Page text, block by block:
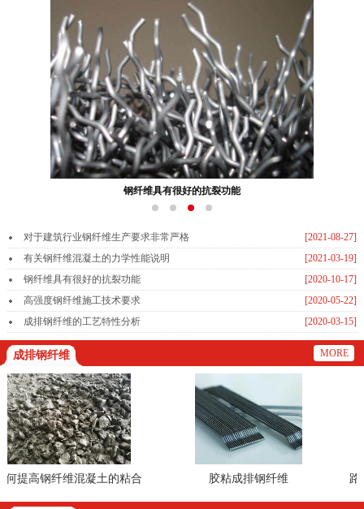
钢纤维具有很好的抗裂功能
[2021-08-27]
对于建筑行业钢纤维生产要求非常严格
[2021-03-19]
有关钢纤维混凝土的力学性能说明
[2020-10-17]
钢纤维具有很好的抗裂功能
[2020-05-22]
高强度钢纤维施工技术要求
[2020-03-15]
成排钢纤维的工艺特性分析
成排钢纤维 MORE
提高钢纤维混凝土的粘合 胶粘成排钢纤维 路